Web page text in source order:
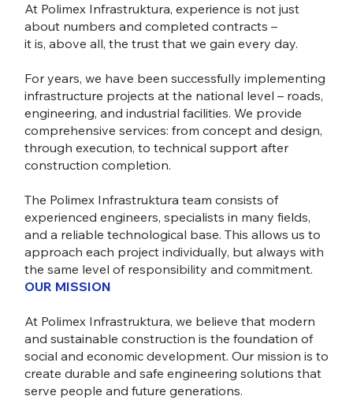
At Polimex Infrastruktura, experience is not just
about numbers and completed contracts –
it is, above all, the trust that we gain every day.
For years, we have been successfully implementing
infrastructure projects at the national level – roads,
engineering, and industrial facilities. We provide
comprehensive services: from concept and design,
through execution, to technical support after
construction completion.
The Polimex Infrastruktura team consists of
experienced engineers, specialists in many fields,
and a reliable technological base. This allows us to
approach each project individually, but always with
the same level of responsibility and commitment.
OUR MISSION
At Polimex Infrastruktura, we believe that modern
and sustainable construction is the foundation of
social and economic development. Our mission is to
create durable and safe engineering solutions that
serve people and future generations.